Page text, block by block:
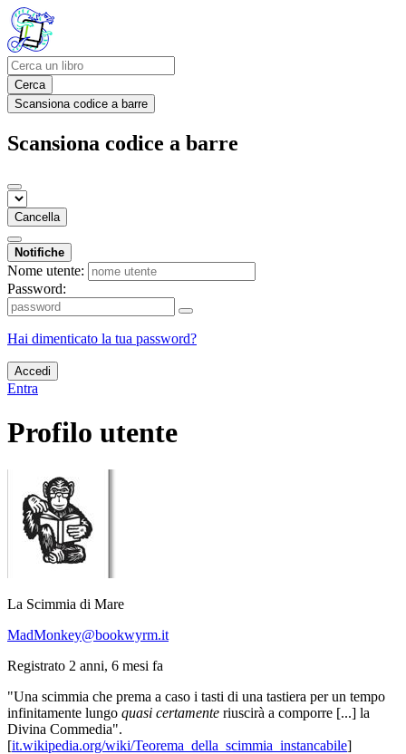
Cerca
Scansiona codice a barre
Scansiona codice a barre
Cancella
Notifiche
Nome utente:
Password:
Hai dimenticato la tua password?
Accedi
Entra
Profilo utente
La Scimmia di Mare
MadMonkey@bookwyrm.it
Registrato 2 anni, 6 mesi fa
"Una scimmia che prema a caso i tasti di una tastiera per un tempo
infinitamente lungo quasi certamente riuscirà a comporre [...] la
Divina Commedia".
[it.wikipedia.org/wiki/Teorema_della_scimmia_instancabile]